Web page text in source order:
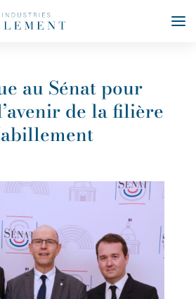
au Sénat pour
de la filière